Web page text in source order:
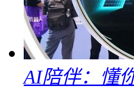
AI陪伴：懂